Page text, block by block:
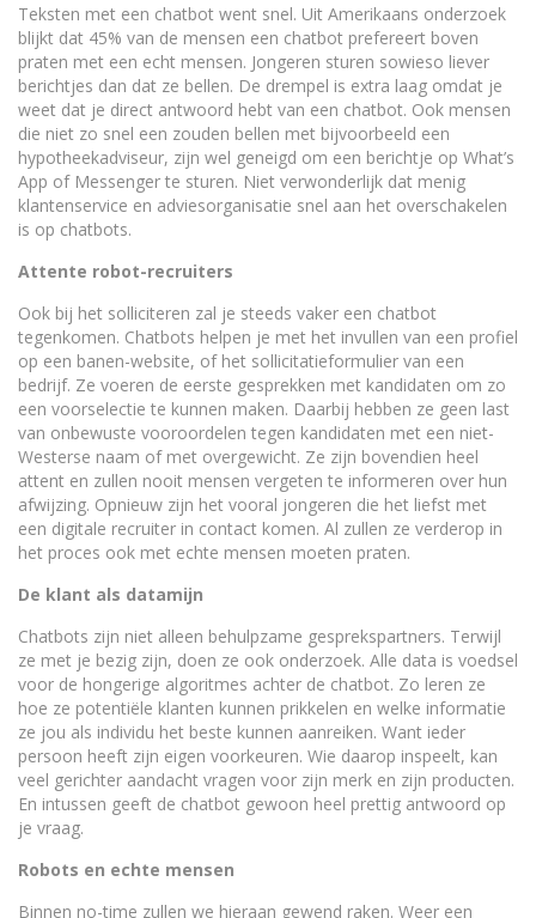
Teksten met een chatbot went snel. Uit Amerikaans onderzoek
blijkt dat 45% van de mensen een chatbot prefereert boven
praten met een echt mensen. Jongeren sturen sowieso liever
berichtjes dan dat ze bellen. De drempel is extra laag omdat je
weet dat je direct antwoord hebt van een chatbot. Ook mensen
die niet zo snel een zouden bellen met bijvoorbeeld een
hypotheekadviseur, zijn wel geneigd om een berichtje op What’s
App of Messenger te sturen. Niet verwonderlijk dat menig
klantenservice en adviesorganisatie snel aan het overschakelen
is op chatbots.
Attente robot-recruiters
Ook bij het solliciteren zal je steeds vaker een chatbot
tegenkomen. Chatbots helpen je met het invullen van een profiel
op een banen-website, of het sollicitatieformulier van een
bedrijf. Ze voeren de eerste gesprekken met kandidaten om zo
een voorselectie te kunnen maken. Daarbij hebben ze geen last
van onbewuste vooroordelen tegen kandidaten met een niet-
Westerse naam of met overgewicht. Ze zijn bovendien heel
attent en zullen nooit mensen vergeten te informeren over hun
afwijzing. Opnieuw zijn het vooral jongeren die het liefst met
een digitale recruiter in contact komen. Al zullen ze verderop in
het proces ook met echte mensen moeten praten.
De klant als datamijn
Chatbots zijn niet alleen behulpzame gesprekspartners. Terwijl
ze met je bezig zijn, doen ze ook onderzoek. Alle data is voedsel
voor de hongerige algoritmes achter de chatbot. Zo leren ze
hoe ze potentiële klanten kunnen prikkelen en welke informatie
ze jou als individu het beste kunnen aanreiken. Want ieder
persoon heeft zijn eigen voorkeuren. Wie daarop inspeelt, kan
veel gerichter aandacht vragen voor zijn merk en zijn producten.
En intussen geeft de chatbot gewoon heel prettig antwoord op
je vraag.
Robots en echte mensen
Binnen no-time zullen we hieraan gewend raken. Weer een